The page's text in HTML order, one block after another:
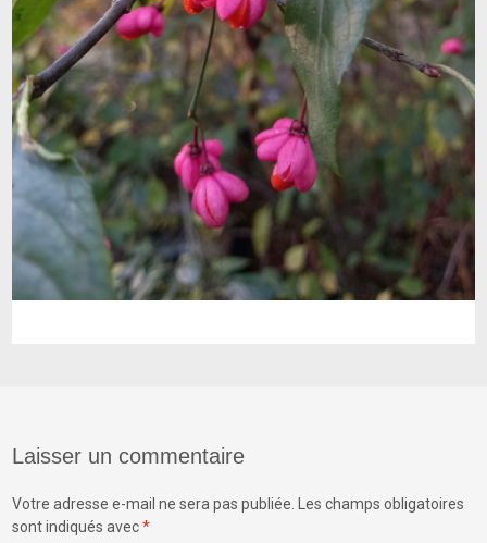
Laisser un commentaire
Votre adresse e-mail ne sera pas publiée. Les champs obligatoires
sont indiqués avec*